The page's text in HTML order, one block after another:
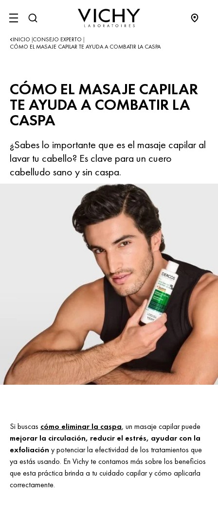
SITE MENU
INICIO CONSEJO EXPERTO
CÓMO EL MASAJE CAPILAR TE AYUDA A COMBATIR LA CASPA
CÓMO EL MASAJE CAPILAR
TE AYUDA A COMBATIR LA
CASPA
¿Sabes lo importante que es el masaje capilar al
lavar tu cabello? Es clave para un cuero
cabelludo sano y sin caspa.
Si buscas cómo eliminar la caspa, un masaje capilar puede
mejorar la circulación, reducir el estrés, ayudar con la
exfoliación y potenciar la efectividad de los tratamientos que
ya estás usando. En Vichy te contamos más sobre los beneficios
que esta práctica brinda a tu cuidado capilar y cómo aplicarla
correctamente.